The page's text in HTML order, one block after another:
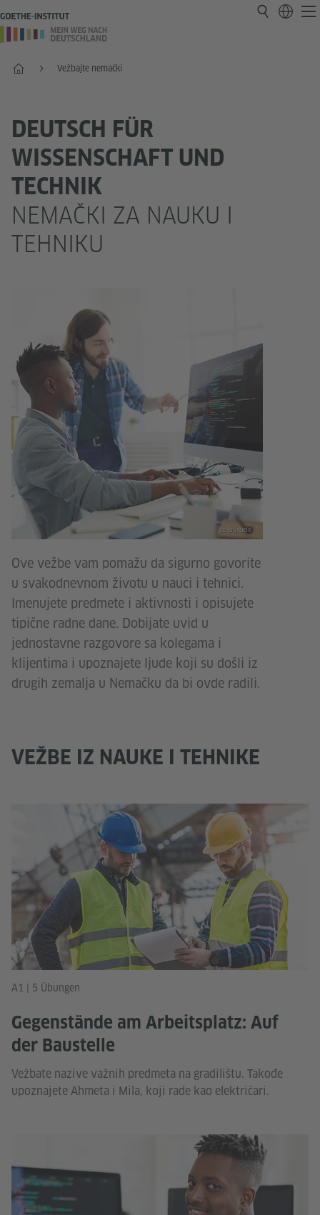
Početak Vežbajte nemački
DEUTSCH FÜR
WISSENSCHAFT UND
TECHNIK
NEMAČKI ZA NAUKU I
TEHNIKU
colourbox
Ove vežbe vam pomažu da sigurno govorite
u svakodnevnom životu u nauci i tehnici.
Imenujete predmete i aktivnosti i opisujete
tipične radne dane. Dobijate uvid u
jednostavne razgovore sa kolegama i
klijentima i upoznajete ljude koji su došli iz
drugih zemalja u Nemačku da bi ovde radili.
VEŽBE IZ NAUKE I TEHNIKE
A1 | 5 Übungen
Gegenstände am Arbeitsplatz: Auf
der Baustelle
Vežbate nazive važnih predmeta na gradilištu. Takođe
upoznajete Ahmeta i Mila, koji rade kao električari.